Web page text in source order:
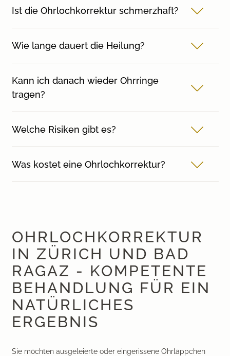
Ist die Ohrlochkorrektur schmerzhaft?
Wie lange dauert die Heilung?
Kann ich danach wieder Ohrringe
tragen?
Welche Risiken gibt es?
Was kostet eine Ohrlochkorrektur?
OHRLOCHKORREKTUR
IN ZÜRICH UND BAD
RAGAZ - KOMPETENTE
BEHANDLUNG FÜR EIN
NATÜRLICHES
ERGEBNIS
Sie möchten ausgeleierte oder eingerissene Ohrläppchen